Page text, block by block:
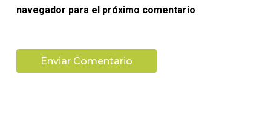
navegador para el próximo comentario